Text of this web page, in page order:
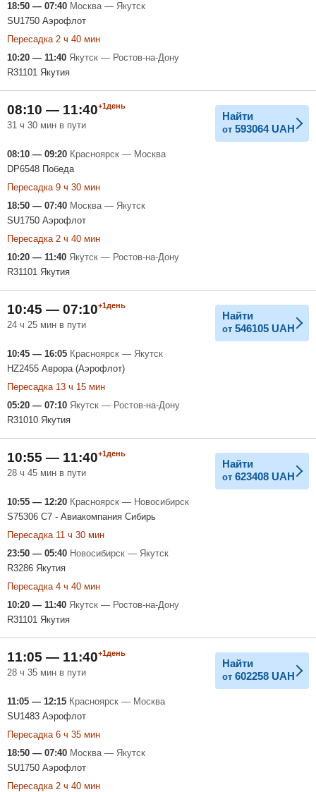
18:50 — 07:40 Москва — Якутск
SU1750 Аэрофлот
Пересадка 2 ч 40 мин
10:20 — 11:40 Якутск — Ростов-на-Дону
R31101 Якутия
08:10 — 11:40+1день
31 ч 30 мин в пути
Найти
от 593064 UAH
08:10 — 09:20 Красноярск — Москва
DP6548 Победа
Пересадка 9 ч 30 мин
18:50 — 07:40 Москва — Якутск
SU1750 Аэрофлот
Пересадка 2 ч 40 мин
10:20 — 11:40 Якутск — Ростов-на-Дону
R31101 Якутия
10:45 — 07:10+1день
24 ч 25 мин в пути
Найти
от 546105 UAH
10:45 — 16:05 Красноярск — Якутск
HZ2455 Аврора (Аэрофлот)
Пересадка 13 ч 15 мин
05:20 — 07:10 Якутск — Ростов-на-Дону
R31010 Якутия
10:55 — 11:40+1день
28 ч 45 мин в пути
Найти
от 623408 UAH
10:55 — 12:20 Красноярск — Новосибирск
S75306 С7 - Авиакомпания Сибирь
Пересадка 11 ч 30 мин
23:50 — 05:40 Новосибирск — Якутск
R3286 Якутия
Пересадка 4 ч 40 мин
10:20 — 11:40 Якутск — Ростов-на-Дону
R31101 Якутия
11:05 — 11:40+1день
28 ч 35 мин в пути
Найти
от 602258 UAH
11:05 — 12:15 Красноярск — Москва
SU1483 Аэрофлот
Пересадка 6 ч 35 мин
18:50 — 07:40 Москва — Якутск
SU1750 Аэрофлот
Пересадка 2 ч 40 мин